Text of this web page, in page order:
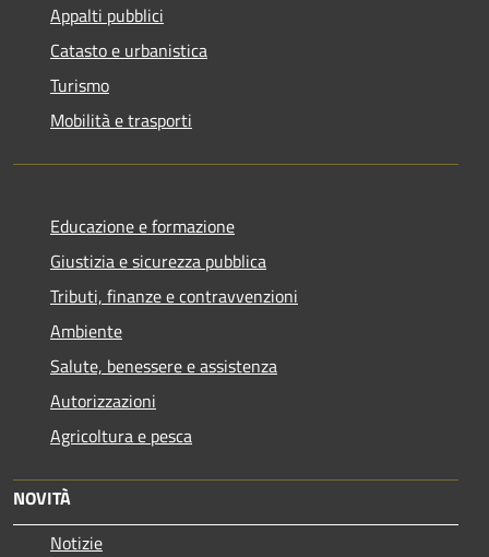
Appalti pubblici
Catasto e urbanistica
Turismo
Mobilità e trasporti
Educazione e formazione
Giustizia e sicurezza pubblica
Tributi, finanze e contravvenzioni
Ambiente
Salute, benessere e assistenza
Autorizzazioni
Agricoltura e pesca
NOVITÀ
Notizie